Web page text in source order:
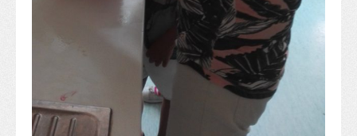
Komplex közlekedés Baleset megelőzés
Komplex közlekedés Egészségfejlesztés
Hagyománnyá tehető iskolai rendezvény
TÁMOP-3.1.6-11/2
TÁMOP-3.3.15.